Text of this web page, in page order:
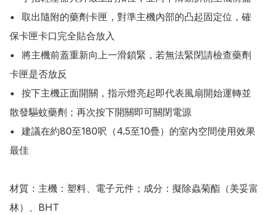
•	取出隨附的藥劑卡匣，對準主機內部的凸起固定位，確
保卡匣卡口完全貼合放入
•	將主機前蓋重新向上一滑鎖緊，若無法緊閉請檢查藥劑
卡匣是否放反
•	按下主機正面開關，指示燈亮起即代表風扇開始運轉並
散發驅蚊藥劑；再次按下開關即可關閉電源
•	建議在約80至180呎（4.5至10疊）的室內空間使用效果
最佳
材質：主機：塑料、電子元件；成分：擬除蟲菊酯（美妥富
林）、BHT